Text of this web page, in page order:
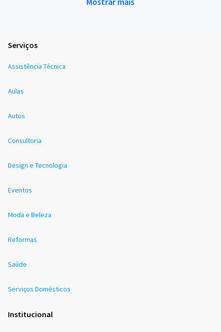
Serviços
Assistência Técnica
Aulas
Autos
Consultoria
Design e Tecnologia
Eventos
Moda e Beleza
Reformas
Saúde
Serviços Domésticos
Institucional